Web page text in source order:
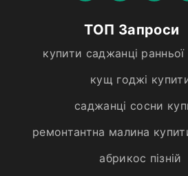
ТОП Запроси
купити саджанці ранньої
кущ годжі
саджанці сосни
ремонтантна малина
абрикос пізній